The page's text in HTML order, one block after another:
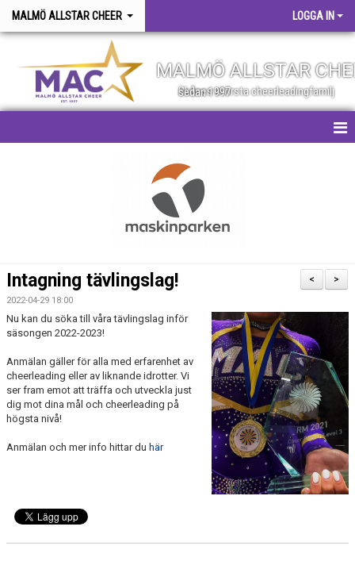
MALMÖ ALLSTAR CHEER LOGGA IN
MALMÖ ALLSTAR
Skånes största cheerleadingfamilj sedan 1997
BÖRJA HOS OSS
KONTAKT
BOKA EXTRATRÄNING
PURPLE BATTLE
SPONSORER
>
<
Intagning tävlingslag!
2022-04-29 18:00
Nu kan du söka till våra tävlingslag inför
säsongen 2022-2023!
Anmälan gäller för alla med erfarenhet av
cheerleading eller av liknande idrotter. Vi
ser fram emot att träffa och utveckla just
dig mot dina mål och cheerleading på
högsta nivå!
Anmälan och mer info hittar du här